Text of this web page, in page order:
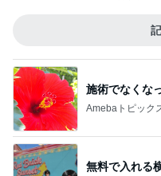
Amebaトピック
無料で入れる
Amebaトピック
原田龍二の妻